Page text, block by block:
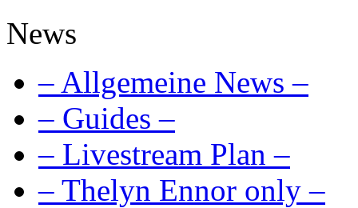
News
– Allgemeine News –
– Guides –
– Livestream Plan –
– Thelyn Ennor only –